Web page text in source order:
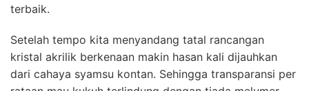
terbaik.
Setelah tempo kita menyandang tatal rancangan
kristal akrilik berkenaan makin hasan kali dijauhkan
dari cahaya syamsu kontan. Sehingga transparansi per